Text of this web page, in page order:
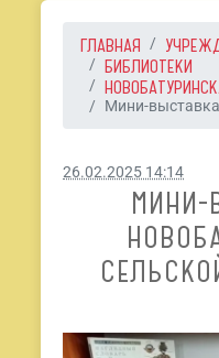
ГЛАВНАЯ
БИБЛИОТЕКИ
Мини-
26.02.2025 14:14
МИНИ-